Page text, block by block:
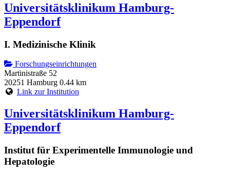
Universitätsklinikum Hamburg-
Eppendorf
I. Medizinische Klinik
Forschungseinrichtungen
Martinistraße 52
20251 Hamburg 0.44 km
Link zur Institution
Universitätsklinikum Hamburg-
Eppendorf
Institut für Experimentelle Immunologie und
Hepatologie